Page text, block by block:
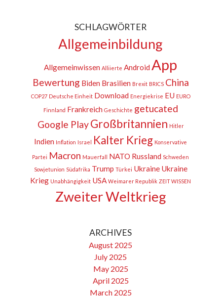
SCHLAGWÖRTER
Allgemeinbildung
Allgemeinwissen Alliierte Android App
Bewertung Biden Brasilien Brexit BRICS China
COP27 Deutsche Einheit Download Energiekrise EU EURO
Finnland Frankreich Geschichte getucated
Google PlayGroßbritannien Hitler
Indien Inflation Israel Kalter Krieg Konservative
Partei Macron Mauerfall NATO Russland Schweden
Sowjetunion Südafrika Trump Türkei Ukraine Ukraine
Krieg Unabhängigkeit USA Weimarer Republik ZEIT WISSEN
Zweiter Weltkrieg
ARCHIVES
August 2025
July 2025
May 2025
April 2025
March 2025